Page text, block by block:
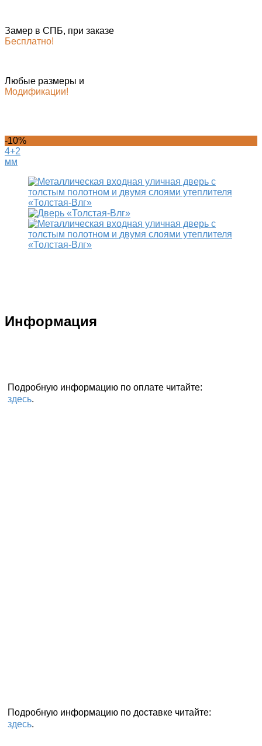
Замер в СПБ, при заказе
Бесплатно!
Любые размеры и
Модификации!
-10%
4+2
мм
Информация
Подробную информацию по оплате читайте:
здесь.
Подробную информацию по доставке читайте:
здесь.